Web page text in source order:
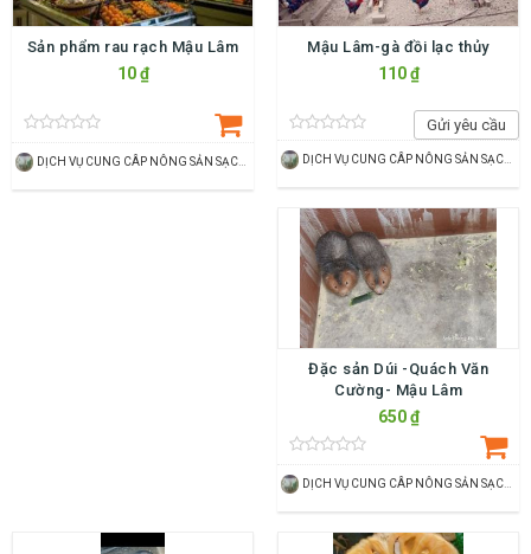
Sản phẩm rau rạch Mậu Lâm
10 ₫
Mậu Lâm-gà đồi lạc thủy
110 ₫
Gửi yêu cầu
Đặc sản Dúi -Quách Văn
Cường- Mậu Lâm
650 ₫